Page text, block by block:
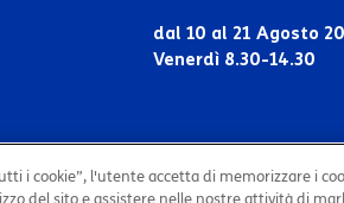
dal 10 al 21 Agosto
Venerdì 8.30-14.30
i cookie”, l'utente accetta di memorizzare i